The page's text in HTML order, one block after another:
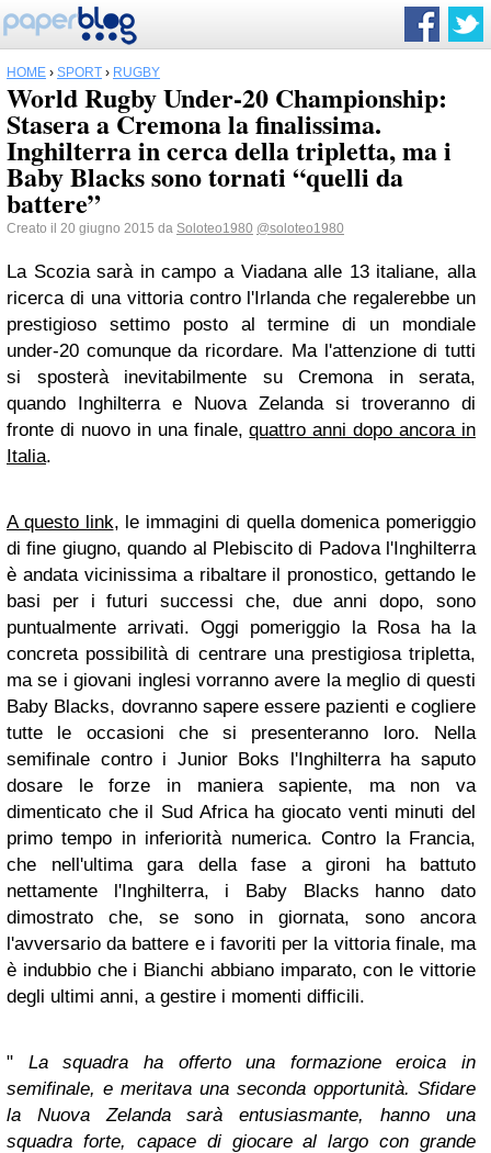
HOME › SPORT › RUGBY
World Rugby Under-20 Championship:
Stasera a Cremona la finalissima.
Inghilterra in cerca della tripletta, ma i
Baby Blacks sono tornati “quelli da
battere”
Creato il 20 giugno 2015 da Soloteo1980 @soloteo1980
La Scozia sarà in campo a Viadana alle 13 italiane, alla
ricerca di una vittoria contro l'Irlanda che regalerebbe un
prestigioso settimo posto al termine di un mondiale
under-20 comunque da ricordare. Ma l'attenzione di tutti
si sposterà inevitabilmente su Cremona in serata,
quando Inghilterra e Nuova Zelanda si troveranno di
fronte di nuovo in una finale,quattro anni dopo ancora in
Italia.
A questo link, le immagini di quella domenica pomeriggio
di fine giugno, quando al Plebiscito di Padova l'Inghilterra
è andata vicinissima a ribaltare il pronostico, gettando le
basi per i futuri successi che, due anni dopo, sono
puntualmente arrivati. Oggi pomeriggio la Rosa ha la
concreta possibilità di centrare una prestigiosa tripletta,
ma se i giovani inglesi vorranno avere la meglio di questi
Baby Blacks, dovranno sapere essere pazienti e cogliere
tutte le occasioni che si presenteranno loro. Nella
semifinale contro i Junior Boks l'Inghilterra ha saputo
dosare le forze in maniera sapiente, ma non va
dimenticato che il Sud Africa ha giocato venti minuti del
primo tempo in inferiorità numerica. Contro la Francia,
che nell'ultima gara della fase a gironi ha battuto
nettamente l'Inghilterra, i Baby Blacks hanno dato
dimostrato che, se sono in giornata, sono ancora
l'avversario da battere e i favoriti per la vittoria finale, ma
è indubbio che i Bianchi abbiano imparato, con le vittorie
degli ultimi anni, a gestire i momenti difficili.
" La squadra ha offerto una formazione eroica in
semifinale, e meritava una seconda opportunità. Sfidare
la Nuova Zelanda sarà entusiasmante, hanno una
squadra forte, capace di giocare al largo con grande